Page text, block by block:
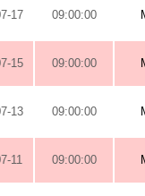
17 09:00:00
15 09:00:00
13 09:00:00
11 09:00:00